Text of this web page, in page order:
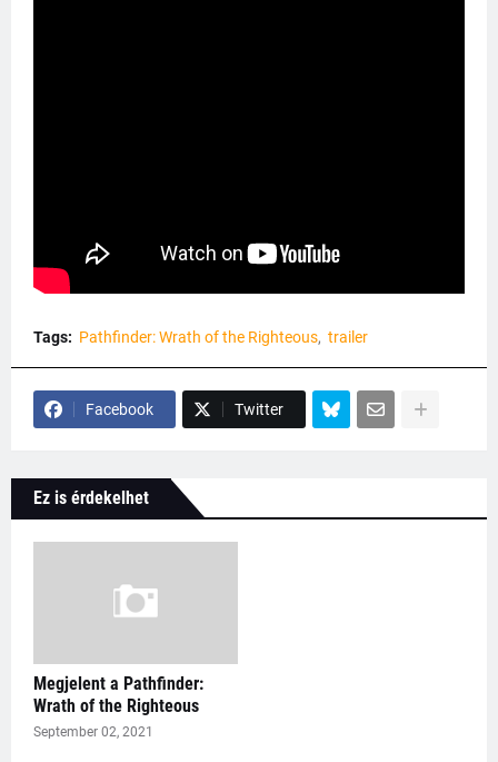
Tags: Pathfinder: Wrath of the Righteous trailer
Facebook Twitter
Ez is érdekelhet
Megjelent a Pathfinder:
Wrath of the Righteous
September 02, 2021